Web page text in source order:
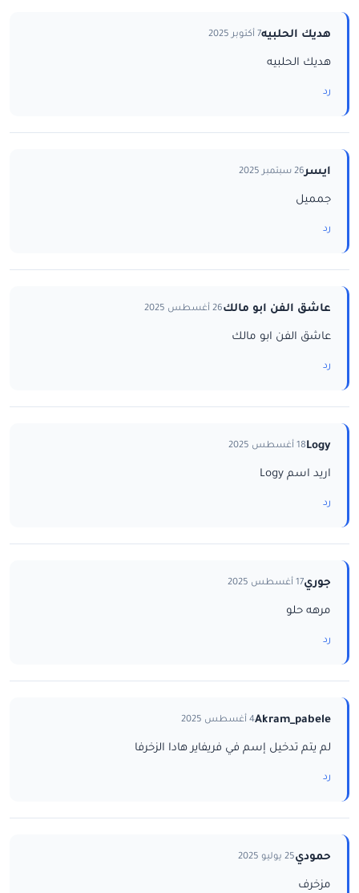
هديك الحلبيه7 أكتوبر 2025
هديك الحلبيه
رد
ايسر26 سبتمبر 2025
جمميل
رد
عاشق الفن ابو مالك26 أغسطس 2025
عاشق الفن ابو مالك
رد
Logy18 أغسطس 2025
اريد اسم Logy
رد
جوري17 أغسطس 2025
مرهه حلو
رد
Akram_pabele4 أغسطس 2025
لم يتم تدخيل إسم في فريفاير هادا الزخرفا
رد
حمودي25 يوليو 2025
مزخرف